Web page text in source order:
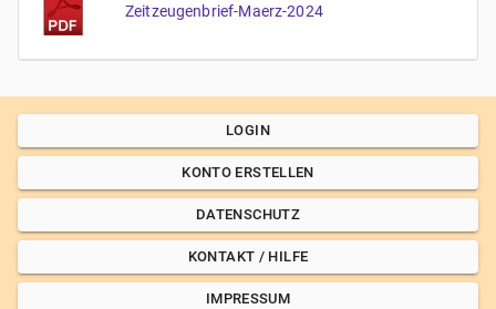
Zeitzeugenbrief-Maerz-2024
LOGIN
KONTO ERSTELLEN
DATENSCHUTZ
KONTAKT / HILFE
IMPRESSUM